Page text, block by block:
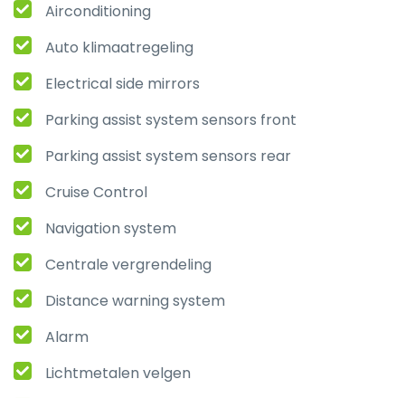
Airconditioning
Auto klimaatregeling
Electrical side mirrors
Parking assist system sensors front
Parking assist system sensors rear
Cruise Control
Navigation system
Centrale vergrendeling
Distance warning system
Alarm
Lichtmetalen velgen